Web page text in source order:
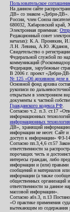
Пользовательское
На данном сайте
ДВ» со знаком «Дебри-
России, член Союза
680032, Хабаровский край,
Электронная приемная:
Редакционный совет
началах): К.А. Пронякин,
Л.Н. Левина, А.Ю. Жданов,
Свидетельство о
Федеральной службой по
коммуникаций
Федерация, зарубежные
В 2006 г. проект «Дебри-
№ 125 «Об архивном деле в
Основной фонд архива
рукописи по
открытым в электронном
документы к частной
Гражданского кодекса РФ
Согласно ч.2. п.3. ст.17
информационных
информационных
ДВ», хранящий информацию,
информации не несет. Сайт
доступ к информации» ФЗ-
Согласно пп.3,4,6 ст.57
ответственности за
порочащих честь и
интересы граждан, либо
информации и (или) правами
сообщений и материалов
информации (а также
общественных организаций
ответственности за данное
массовой информации».
Согласно абз.3, п.13
«О практике применения
вытекающим из содержания